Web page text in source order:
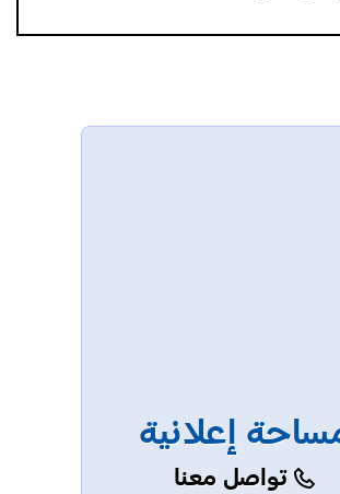
إعلانية
تواصل معنا